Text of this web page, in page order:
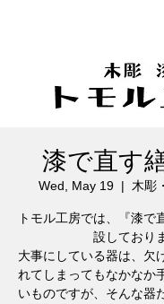
漆で直す
Wed, May 19
  |
木彫
トモル工房では、『漆で
設しており
大事にしている器は、欠
れてしまってもなかなか
いものですが、そんな器